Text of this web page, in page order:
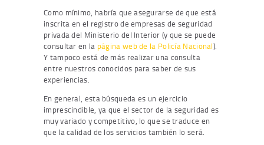
Como mínimo, habría que asegurarse de que está
inscrita en el registro de empresas de seguridad
privada del Ministerio del Interior (y que se puede
consultar en la página web de la Policía Nacional).
Y tampoco está de más realizar una consulta
entre nuestros conocidos para saber de sus
experiencias.
En general, esta búsqueda es un ejercicio
imprescindible, ya que el sector de la seguridad es
muy variado y competitivo, lo que se traduce en
que la calidad de los servicios también lo será.